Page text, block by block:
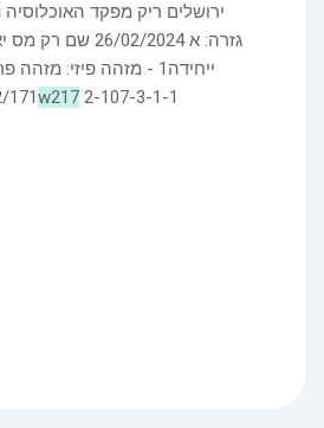
ירושלים ריק מפקד
ייחידה1 - מזהה פיזי:
)001w217 2-107-3-1-1